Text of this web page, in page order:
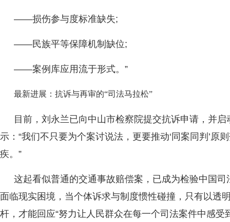
——损伤参与度标准缺失;
——民族平等保障机制缺位;
——案例库应用流于形式。”
最新进展：抗诉与再审的“司法马拉松”
目前，刘永兰已向中山市检察院提交抗诉申请，并
示：“我们不只要为个案讨说法，更要推动‘同案同判’原
疾。”
这起看似普通的交通事故赔偿案，已成为检验中国
面临现实困境，当个体诉求与制度惯性碰撞，只有以透
杆，才能回应“努力让人民群众在每一个司法案件中感受